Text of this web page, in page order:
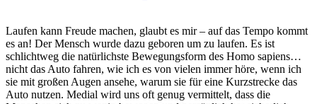
Laufen kann Freude machen, glaubt es mir – auf das Tempo kommt
es an! Der Mensch wurde dazu geboren um zu laufen. Es ist
schlichtweg die natürlichste Bewegungsform des Homo sapiens…
nicht das Auto fahren, wie ich es von vielen immer höre, wenn ich
sie mit großen Augen ansehe, warum sie für eine Kurzstrecke das
Auto nutzen. Medial wird uns oft genug vermittelt, dass die